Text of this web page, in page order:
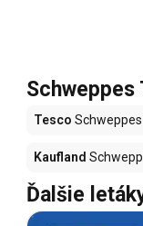
Schweppes
Tesco
Kaufland
Ďalšie